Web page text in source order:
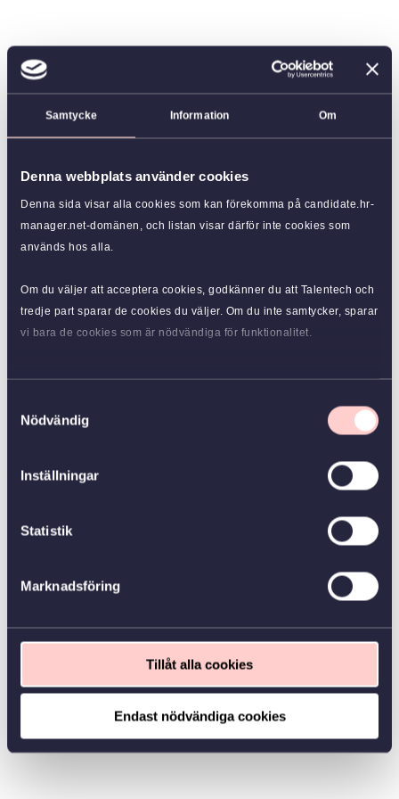
Samtycke Information Om
Denna webbplats använder cookies
Denna sida visar alla cookies som kan förekomma på candidate.hr-
manager.net-domänen, och listan visar därför inte cookies som
används hos alla.
Om du väljer att acceptera cookies, godkänner du att Talentech och
tredje part sparar de cookies du väljer. Om du inte samtycker, sparar
vi bara de cookies som är nödvändiga för funktionalitet.
Nödvändig
Inställningar
Statistik
Marknadsföring
Tillåt alla cookies
Endast nödvändiga cookies